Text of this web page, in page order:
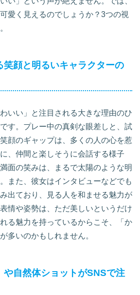
愛く見えるのでしょうか？3つの視
笑顔と明るいキャラクターの
いい」と注目される大きな理由のひ
す。プレー中の真剣な眼差しと、試
顔のギャップは、多くの人の心を惹
、仲間と楽しそうに会話する様子
面の笑みは、まるで太陽のような明
また、彼女はインタビューなどでも
出ており、見る人を和ませる魅力が
情や姿勢は、ただ美しいというだけ
る魅力を持っているからこそ、「か
多いのかもしれません。
や自然体ショットがSNSで注